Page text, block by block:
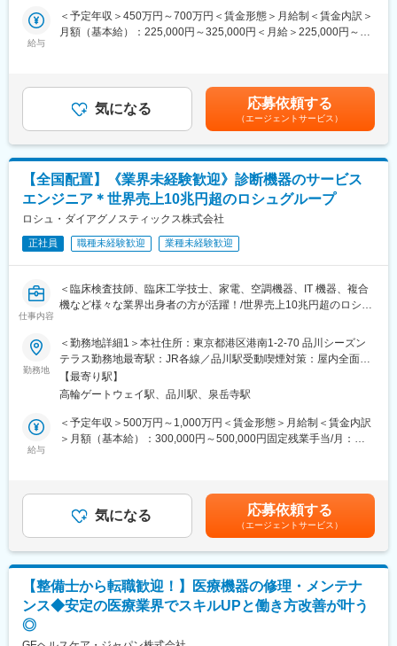
・海外出張：なし
・平均残業：10～20時間
つの課に分かれております。
・モノづくり推進課：９名：装置にかかわる制御、IT、加工樹脂
のソフトウェアにかかかわる機能を担う組織。共通技術係、分析
技術係の2つの課に分かれており、今回は共通技術係に配属となり
ます。
※愛媛県東温市での暮らしや仕事に関する社員インタビューはこち
ら：https://www.phchd.com/jp/phc/job/career/best-job-life
変更の範囲：当社業務全般
・医療装置の保守 修理、点検等メンテナンス
・機器導入後の技術支援や購入前後のサポート
い。
■就業環境：年間を通しての残業時間は平均して30～40時間とな
っており、夜間の対応につきましては月1, 2回のペースです。一次
対応はコールセンターが行い、現場での対応が必要な場合のみ、
夜間出勤をします。夜間・休日の出勤はスキルを備えられたこと
が確認できたのちに入ることになりますので、新人の内から対応
を求められることはありません。
■サポート体制：不明な点は本部アプリケーションエンジニアおよ
びテクニカルサポートエンジニアがいるため、最初は専門的な知
識はそこまで持っていなくても大丈夫です。スキルを備えたあと
呼び出し手当、待機手当、時間外出勤手当などはしっかり完備さ
れております。
て育成を行います。過去にも未経験の方も多く入社していますの
でご安心ください。
■長期的な就業可能：現在は勤続年数20年と在籍している方も多
数おり年齢層も20歳～50歳とバランスよく活躍しています。自己
都合の退職も3~5％と大手日系メーカーと同様に非常に長く働け
る環境です。
■キャリアパス：機械だけでなく電気やIT・科学の知識も身に着け
ど積極的なキャリア構築が可能です。
変更の範囲：会社の定める業務
給与
＜予定年収＞450万円～700万円＜賃金形態＞月給制＜賃金内訳＞
月額（基本給）：225,000円～325,000円＜月給＞225,000円～
までも目安の金額であり、選考を通じて上下する可能性がありま
す。月給(月額)は固定手当を含めた表記です。賃金はあくまでも目
安の金額であり、選考を通じて上下する可能性があります。月給
(月額)は固定手当を含めた表記です。
気になる 応募依頼する
（エージェントサービス）
【全国配置】《業界未経験歓迎》診断機器のサービス
エンジニア＊世界売上10兆円超のロシュグループ
ロシュ・ダイアグノスティックス株式会社
正社員 職種未経験歓迎 業種未経験歓迎
仕事内容
＜臨床検査技師、臨床工学技士、家電、空調機器、IT 機器、複合
機など様々な業界出身者の方が活躍！/世界売上10兆円超のロシュ
業20時間/夜間呼び出しほとんどなし/直行直属/研修体制充実＞
■求人概要：
フィールドサービスエンジニア職として、当社製品の新規据付、
保守点検をお任せいたします。コロナ禍以降、医療や検査の意義
が更に高まりニーズが増加する中での増員採用となります。社会
貢献、顧客への価値向上意識が高く、自身の専門性を高めたい方
・当社検査機器の新規据付
・ユーザー（臨床検査技師）に対する機器の操作説明
※保守点検は契約締結や請求業務はありますが、契約目標などの予
算はありません。
※緊急時の一次対応はコールセンターが対応です。二次対応として
勤務地
＜勤務地詳細1＞本社住所：東京都港区港南1-2-70 品川シーズン
テラス勤務地最寄駅：JR各線／品川駅受動喫煙対策：屋内全面禁
煙＜勤務地詳細2＞全国（エリア確約不可）住所：全国いずれかの
配属となります。 受動喫煙対策：敷地内喫煙可能場所あり変更の
【最寄り駅】
高輪ゲートウェイ駅、品川駅、泉岳寺駅
給与
＜予定年収＞500万円～1,000万円＜賃金形態＞月給制＜賃金内訳
＞月額（基本給）：300,000円～500,000円固定残業手当/月：
でのご経験に応じ、決定します。賃金はあくまでも目安の金額で
あり、選考を通じて上下する可能性があります。月給(月額)は固定
手当を含めた表記です。
気になる 応募依頼する
（エージェントサービス）
【整備士から転職歓迎！】医療機器の修理・メンテナ
ンス◆安定の医療業界でスキルUPと働き方改善が叶う
◎